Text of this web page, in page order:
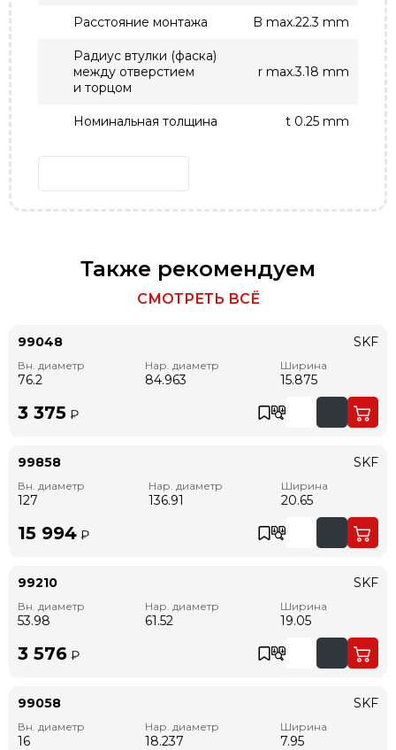
Расстояние монтажа B max.22.3 mm
Радиус втулки (фаска)
между отверстием
и торцом
r max.3.18 mm
Номинальная толщина t 0.25 mm
Также рекомендуем
СМОТРЕТЬ ВСЁ
99048
Вн. диаметр
76.2
Нар. диаметр
84.963
Ширина
15.875
SKF
3 375 ₽
99858
Вн. диаметр
127
Нар. диаметр
136.91
Ширина
20.65
SKF
15 994 ₽
99210
Вн. диаметр
53.98
Нар. диаметр
61.52
Ширина
19.05
SKF
3 576 ₽
99058
Вн. диаметр
16
Нар. диаметр
18.237
Ширина
7.95
SKF